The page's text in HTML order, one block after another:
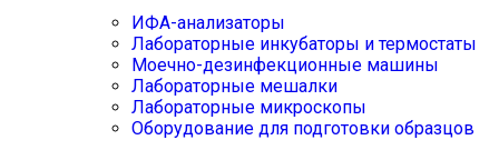
ИФА-анализаторы
Лабораторные инкубаторы и термостаты
Моечно-дезинфекционные машины
Лабораторные мешалки
Лабораторные микроскопы
Оборудование для подготовки образцов